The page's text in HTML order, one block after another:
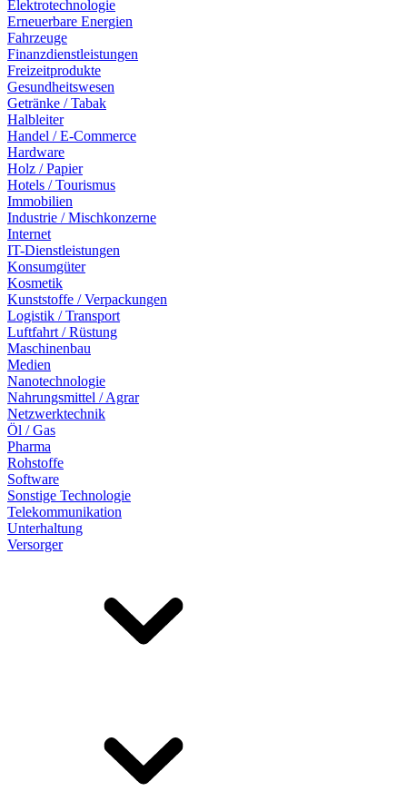
Elektrotechnologie
Erneuerbare Energien
Fahrzeuge
Finanzdienstleistungen
Freizeitprodukte
Gesundheitswesen
Getränke / Tabak
Halbleiter
Handel / E-Commerce
Hardware
Holz / Papier
Hotels / Tourismus
Immobilien
Industrie / Mischkonzerne
Internet
IT-Dienstleistungen
Konsumgüter
Kosmetik
Kunststoffe / Verpackungen
Logistik / Transport
Luftfahrt / Rüstung
Maschinenbau
Medien
Nanotechnologie
Nahrungsmittel / Agrar
Netzwerktechnik
Öl / Gas
Pharma
Rohstoffe
Software
Sonstige Technologie
Telekommunikation
Unterhaltung
Versorger